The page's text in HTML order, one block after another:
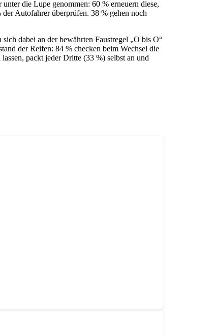
die Lupe genommen: 60 % erneuern diese,
Autofahrer überprüfen. 38 % gehen noch
dabei an der bewährten Faustregel „O bis O“
der Reifen: 84 % checken beim Wechsel die
packt jeder Dritte (33 %) selbst an und